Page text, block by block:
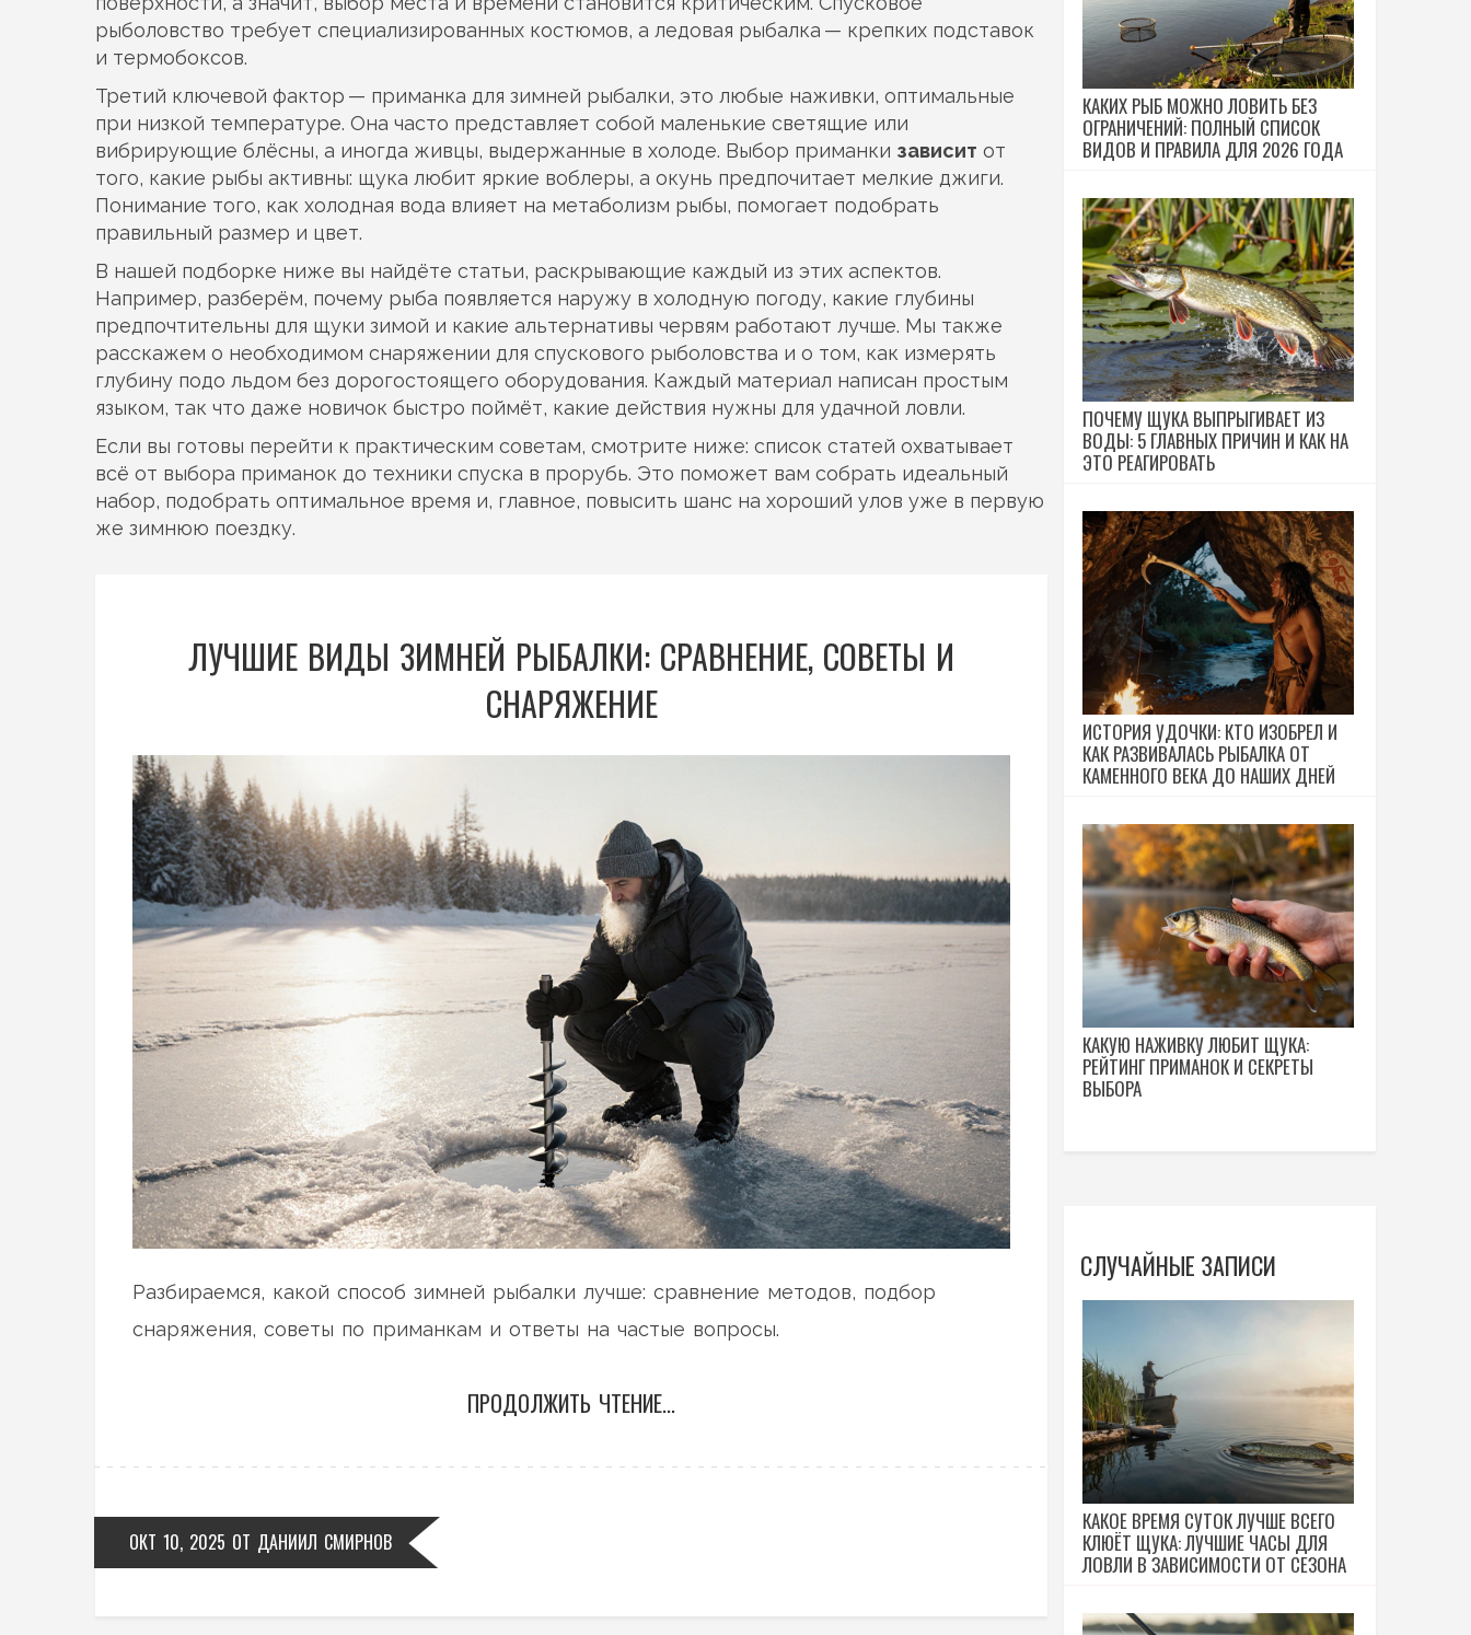
рыболовство требует специализированных костюмов, а ледовая рыбалка — крепких подставок
и термобоксов.
Третий ключевой фактор — приманка для зимней рыбалки, это любые наживки, оптимальные
при низкой температуре. Она часто представляет собой маленькие светящие или
вибрирующие блёсны, а иногда живцы, выдержанные в холоде. Выбор приманки зависит от
того, какие рыбы активны: щука любит яркие воблеры, а окунь предпочитает мелкие джиги.
Понимание того, как холодная вода влияет на метаболизм рыбы, помогает подобрать
правильный размер и цвет.
В нашей подборке ниже вы найдёте статьи, раскрывающие каждый из этих аспектов.
Например, разберём, почему рыба появляется наружу в холодную погоду, какие глубины
предпочтительны для щуки зимой и какие альтернативы червям работают лучше. Мы также
расскажем о необходимом снаряжении для спускового рыболовства и о том, как измерять
глубину подо льдом без дорогостоящего оборудования. Каждый материал написан простым
языком, так что даже новичок быстро поймёт, какие действия нужны для удачной ловли.
Если вы готовы перейти к практическим советам, смотрите ниже: список статей охватывает
всё от выбора приманок до техники спуска в прорубь. Это поможет вам собрать идеальный
набор, подобрать оптимальное время и, главное, повысить шанс на хороший улов уже в первую
же зимнюю поездку.
ЛУЧШИЕ ВИДЫ ЗИМНЕЙ РЫБАЛКИ: СРАВНЕНИЕ, СОВЕТЫ И
СНАРЯЖЕНИЕ
Разбираемся, какой способ зимней рыбалки лучше: сравнение методов, подбор
снаряжения, советы по приманкам и ответы на частые вопросы.
ПРОДОЛЖИТЬ ЧТЕНИЕ...
ОКТ 10, 2025 ОТ ДАНИИЛ СМИРНОВ
КАКИХ РЫБ МОЖНО ЛОВИТЬ БЕЗ
ОГРАНИЧЕНИЙ: ПОЛНЫЙ СПИСОК
ВИДОВ И ПРАВИЛА ДЛЯ 2026 ГОДА
ПОЧЕМУ ЩУКА ВЫПРЫГИВАЕТ ИЗ
ВОДЫ: 5 ГЛАВНЫХ ПРИЧИН И КАК НА
ЭТО РЕАГИРОВАТЬ
ИСТОРИЯ УДОЧКИ: КТО ИЗОБРЕЛ И
КАК РАЗВИВАЛАСЬ РЫБАЛКА ОТ
КАМЕННОГО ВЕКА ДО НАШИХ ДНЕЙ
КАКУЮ НАЖИВКУ ЛЮБИТ ЩУКА:
РЕЙТИНГ ПРИМАНОК И СЕКРЕТЫ
ВЫБОРА
СЛУЧАЙНЫЕ ЗАПИСИ
КАКОЕ ВРЕМЯ СУТОК ЛУЧШЕ ВСЕГО
КЛЮЁТ ЩУКА: ЛУЧШИЕ ЧАСЫ ДЛЯ
ЛОВЛИ В ЗАВИСИМОСТИ ОТ СЕЗОНА